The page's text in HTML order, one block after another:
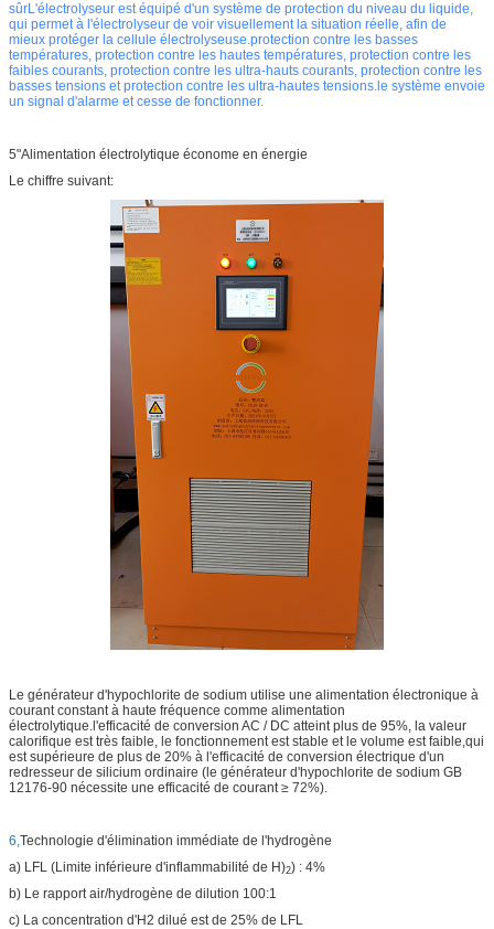
sûrL'électrolyseur est équipé d'un système de protection du niveau du liquide,
qui permet à l'électrolyseur de voir visuellement la situation réelle, afin de
mieux protéger la cellule électrolyseuse.protection contre les basses
températures, protection contre les hautes températures, protection contre les
faibles courants, protection contre les ultra-hauts courants, protection contre les
basses tensions et protection contre les ultra-hautes tensions.le système envoie
un signal d'alarme et cesse de fonctionner.
5"Alimentation électrolytique économe en énergie
Le chiffre suivant:
Le générateur d'hypochlorite de sodium utilise une alimentation électronique à
courant constant à haute fréquence comme alimentation
électrolytique.l'efficacité de conversion AC / DC atteint plus de 95%, la valeur
calorifique est très faible, le fonctionnement est stable et le volume est faible,qui
est supérieure de plus de 20% à l'efficacité de conversion électrique d'un
redresseur de silicium ordinaire (le générateur d'hypochlorite de sodium GB
12176-90 nécessite une efficacité de courant ≥ 72%).
6, Technologie d'élimination immédiate de l'hydrogène
a) LFL (Limite inférieure d'inflammabilité de H)2) : 4%
b) Le rapport air/hydrogène de dilution 100:1
c) La concentration d'H2 dilué est de 25% de LFL